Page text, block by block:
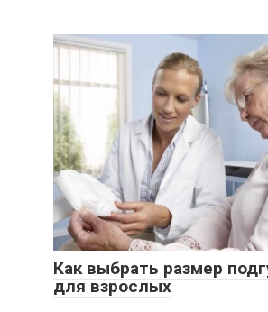
Как выбрать размер
для взрослых